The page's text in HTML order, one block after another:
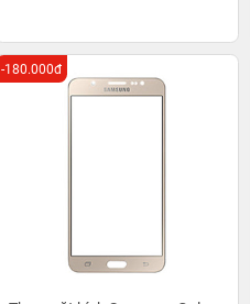
-180.000đ